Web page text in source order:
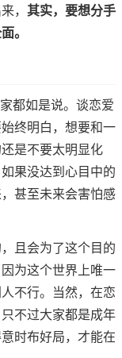
， 其实，要想分手
。
都如是说。谈恋爱
终明白，想要和一
是不要太明显化
果没达到心目中的
甚至未来会害怕感
且会为了这个目的
为这个世界上唯一
不行。当然，在恋
不过大家都是成年
时布好局，才能在